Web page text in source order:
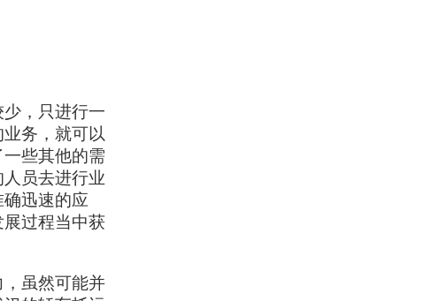
，只进行一
务，就可以
些其他的需
员去进行业
迅速的应
过程当中获
虽然可能并